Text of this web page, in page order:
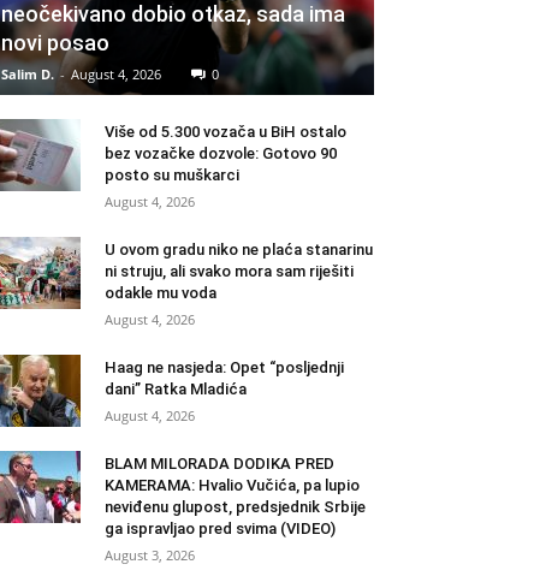
neočekivano dobio otkaz, sada ima
novi posao
Salim D. - August 4, 2026 0
Više od 5.300 vozača u BiH ostalo
bez vozačke dozvole: Gotovo 90
posto su muškarci
August 4, 2026
U ovom gradu niko ne plaća stanarinu
ni struju, ali svako mora sam riješiti
odakle mu voda
August 4, 2026
Haag ne nasjeda: Opet “posljednji
dani” Ratka Mladića
August 4, 2026
BLAM MILORADA DODIKA PRED
KAMERAMA: Hvalio Vučića, pa lupio
neviđenu glupost, predsjednik Srbije
ga ispravljao pred svima (VIDEO)
August 3, 2026